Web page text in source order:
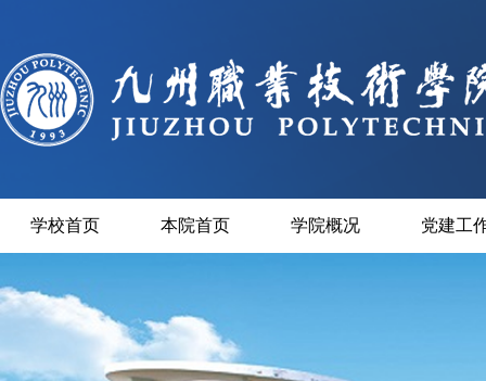
学校首页 本院首页 学院概况 党建工